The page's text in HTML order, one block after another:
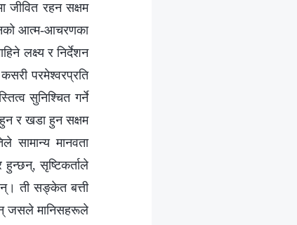
जीवित रहन सक्षम
आत्म-आचरणका
लक्ष्य र निर्देशन
परमेश्‍वरप्रति
सुनिश्‍चित गर्ने
र खडा हुन सक्षम
सामान्य मानवता
हुन्छन्, सृष्‍टिकर्ताले
ती सङ्‍केत बत्ती
जसले मानिसहरूले